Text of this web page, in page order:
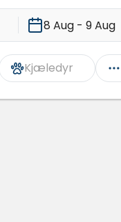
8 Aug - 9 Aug
Kjæledyr